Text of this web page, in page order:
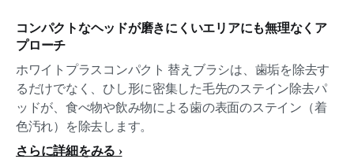
コンパクトなヘッドが磨きにくいエリアにも無理なくア
プローチ​​
ホワイトプラスコンパクト 替えブラシは、歯垢を除去す
るだけでなく、ひし形に密集した毛先のステイン除去パ
ッドが、食べ物や飲み物による歯の表面のステイン（着
色汚れ）を除去します。
さらに詳細をみる